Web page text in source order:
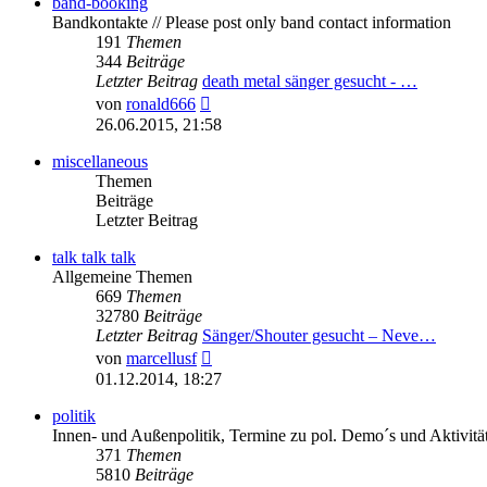
Bandkontakte // Please post only band contact information
191 Themen
344 Beiträge
Letzter Beitrag death metal sänger gesucht - …
von ronald666
Beitrag
26.06.2015, 21:58
miscellaneous
Themen
Beiträge
Letzter Beitrag
talk talk talk
Allgemeine Themen
669 Themen
32780 Beiträge
Letzter Beitrag Sänger/Shouter gesucht – Neve…
von marcellusf
Beitrag
01.12.2014, 18:27
politik
Innen- und Außenpolitik, Termine zu pol. Demo´s und
371 Themen
5810 Beiträge